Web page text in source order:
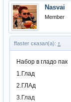
Nasvai
Member
ffaster сказал(а): ↑
Набор в гладо пак
1.Глад
2.ГЛАд
3.Глад